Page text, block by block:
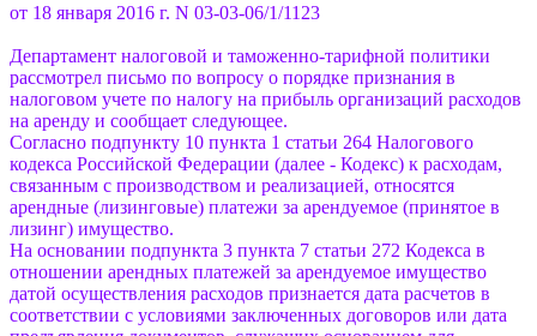
от 18 января 2016 г. N 03-03-06/1/1123
Департамент налоговой и таможенно-тарифной политики
рассмотрел письмо по вопросу о порядке признания в
налоговом учете по налогу на прибыль организаций расходов
на аренду и сообщает следующее.
Согласно подпункту 10 пункта 1 статьи 264 Налогового
кодекса Российской Федерации (далее - Кодекс) к расходам,
связанным с производством и реализацией, относятся
арендные (лизинговые) платежи за арендуемое (принятое в
лизинг) имущество.
На основании подпункта 3 пункта 7 статьи 272 Кодекса в
отношении арендных платежей за арендуемое имущество
датой осуществления расходов признается дата расчетов в
соответствии с условиями заключенных договоров или дата